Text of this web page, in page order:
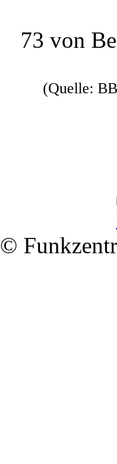
73 von
(Quelle:
©